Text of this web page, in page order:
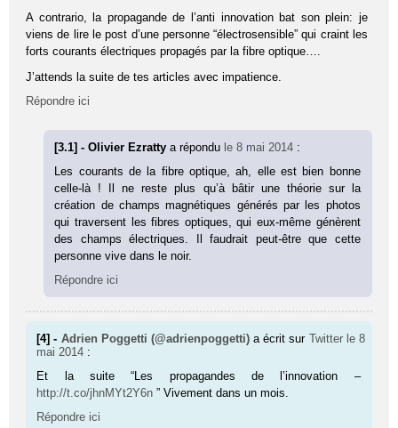
A contrario, la propagande de l’anti innovation bat son plein: je
viens de lire le post d’une personne “électrosensible” qui craint les
forts courants électriques propagés par la fibre optique….
J’attends la suite de tes articles avec impatience.
Répondre ici
[3.1] - Olivier Ezrattya répondu le 8 mai 2014 :
Les courants de la fibre optique, ah, elle est bien bonne
celle-là ! Il ne reste plus qu’à bâtir une théorie sur la
création de champs magnétiques générés par les photos
qui traversent les fibres optiques, qui eux-même génèrent
des champs électriques. Il faudrait peut-être que cette
personne vive dans le noir.
Répondre ici
[4] - Adrien Poggetti (@adrienpoggetti) a écrit sur Twitter le 8
mai 2014 :
Et la suite “Les propagandes de l’innovation –
http://t.co/jhnMYt2Y6n ” Vivement dans un mois.
Répondre ici